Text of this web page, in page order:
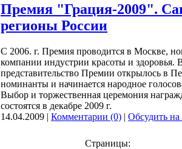
Премия "Грация-2009".
регионы России
С 2006. г. Премия проводится в Москве,
компании индустрии красоты и здоровья.
представительство Премии открылось в
номинанты и начинается народное
Выбор и торжественная церемония
состоятся в декабре 2009 г.
14.04.2009 | Комментарии (0) | Обсудить
Страницы: